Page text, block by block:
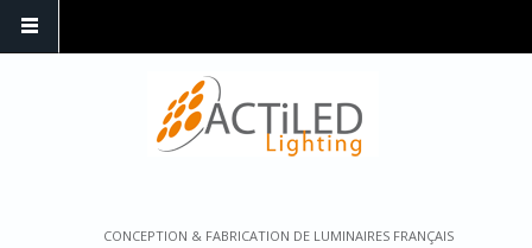
CONCEPTION & FABRICATION DE LUMINAIRES FRANÇAIS